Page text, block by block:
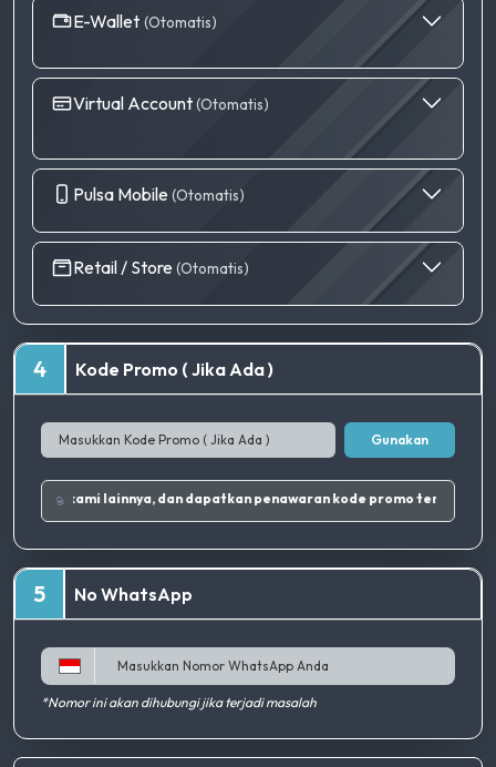
E-Wallet (Otomatis)
Virtual Account(Otomatis)
Pulsa Mobile (Otomatis)
Retail / Store (Otomatis)
4 Kode Promo ( Jika Ada )
Gunakan
Ikuti Instagram dan sosial media kami lainnya, dan dapatkan penawaran kode promo terbaik.
5 No WhatsApp
*Nomor ini akan dihubungi jika terjadi masalah